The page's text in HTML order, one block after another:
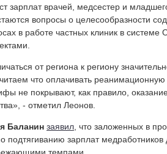
зарплат врачей, медсестер и
вопросы о целесообразности
в работе частных клиник в системе
от региона к региону
что оплачивать
не покрывают, как правило,
- отметил Леонов.
Баланин заявил, что заложенных в
подтягиванию зарплат